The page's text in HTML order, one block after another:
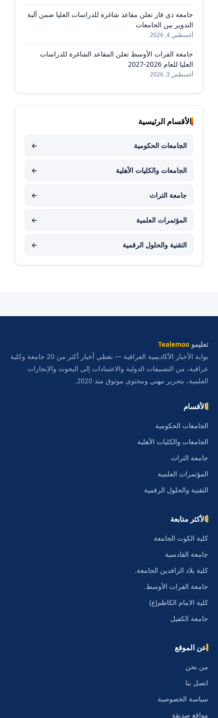
جامعة ذي قار تعلن مقاعد شاغرة للدراسات العليا ضمن آلية
التدوير بين الجامعات
أغسطس 4, 2026
جامعة الفرات الأوسط تعلن المقاعد الشاغرة للدراسات
العليا للعام 2026-2027
أغسطس 3, 2026
الأقسام الرئيسية
الجامعات الحكومية ←
الجامعات والكليات الأهلية ←
جامعة التراث ←
المؤتمرات العلمية ←
التقنية والحلول الرقمية ←
تعليمو Tealemoo
بوابة الأخبار الأكاديمية العراقية — نغطي أخبار أكثر من 20 جامعة وكلية
عراقية، من التصنيفات الدولية والاعتمادات إلى البحوث والإنجازات
العلمية، بتحرير مهني ومحتوى موثوق منذ 2020.
الأقسام
الجامعات الحكومية
الجامعات والكليات الأهلية
جامعة التراث
المؤتمرات العلمية
التقنية والحلول الرقمية
الأكثر متابعة
كلية الكوت الجامعة
جامعة القادسية
كلية بلاد الرافدين الجامعة.
جامعة الفرات الأوسط.
كلية الامام الكاظم(ع)
جامعة الكفيل
عن الموقع
من نحن
اتصل بنا
سياسة الخصوصية
مواقع صديقة